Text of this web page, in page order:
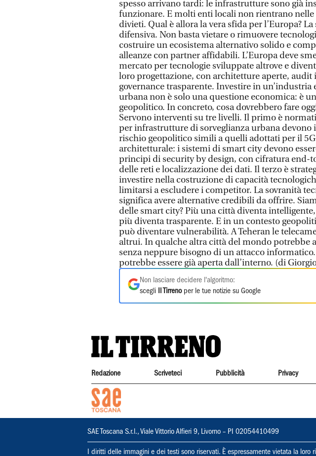
spesso arrivano tardi: le infrastrutture sono già
funzionare. E molti enti locali non rientrano nelle
divieti. Qual è allora la vera sfida per l’Europa?
difensiva. Non basta vietare o rimuovere
costruire un ecosistema alternativo solido e
alleanze con partner affidabili. L’Europa deve
mercato per tecnologie sviluppate altrove e
loro progettazione, con architetture aperte,
governance trasparente. Investire in un’industria
urbana non è solo una questione economica: è
geopolitico. In concreto, cosa dovrebbero fare
Servono interventi su tre livelli. Il primo è
per infrastrutture di sorveglianza urbana
rischio geopolitico simili a quelli adottati per il
architetturale: i sistemi di smart city devono
principi di security by design, con cifratura end-
delle reti e localizzazione dei dati. Il terzo è
investire nella costruzione di capacità
limitarsi a escludere i competitor. La sovranità
significa avere alternative credibili da offrire.
delle smart city? Più una città diventa
più diventa trasparente. E in un contesto
può diventare vulnerabilità. A Teheran le
altrui. In qualche altra città del mondo potrebbe
senza neppure bisogno di un attacco
potrebbe essere già aperta dall’interno. (di
Non lasciare decidere l'algoritmo:
scegli
Il Tirrenoper le tue notizie su Google
Redazione Scriveteci Pubblicità Privacy
SAE Toscana S.r.l., Viale Vittorio Alfieri 9, Livorno – PI 02054410499
I diritti delle immagini e dei testi sono riservati. È espressamente vietata la